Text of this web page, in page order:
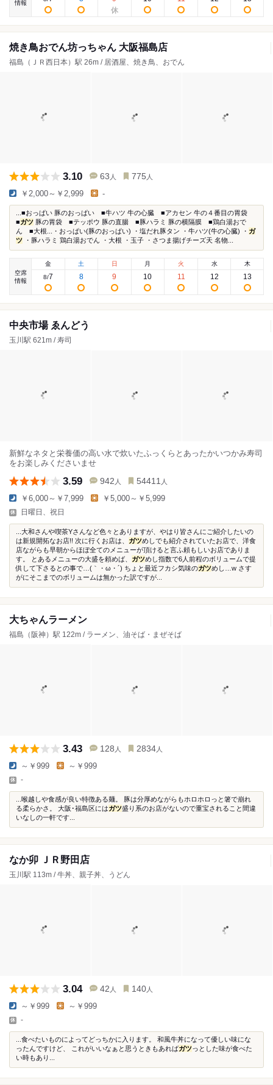
情報
焼き鳥おでん坊っちゃん 大阪福島店
福島（ＪＲ西日本）駅 26m / 居酒屋、焼き鳥、おでん
3.10 63 人 775 人
￥2,000～￥2,999 -
...■おっぱい 豚のおっぱい ■牛ハツ 牛の心臓 ■アカセン 牛の４番目の胃袋
■ガツ 豚の胃袋 ■テッポウ 豚の直腸 ■豚ハラミ 豚の横隔膜 ■鶏白湯おで
ん ■大根...・おっぱい(豚のおっぱい) ・塩だれ豚タン ・牛ハツ(牛の心臓) ・ ガ
ツ ・豚ハラミ 鶏白湯おでん ・大根 ・玉子 ・さつま揚げチーズ天 名物...
空席
情報
金
8/7
土
8
日
9
月
10
火
11
水
12
木
13
中央市場 ゑんどう
玉川駅 621m / 寿司
新鮮なネタと栄養価の高い水で炊いたふっくらとあったかいつかみ寿司
をお楽しみくださいませ
3.59 942 人 54411 人
￥6,000～￥7,999 ￥5,000～￥5,999
日曜日、祝日
...大和さんや喫茶Yさんなど色々とありますが、やはり皆さんにご紹介したいの
は新規開拓なお店!! 次に行くお店は、 ガツめしでも紹介されていたお店で、洋食
店ながらも早朝からほぼ全てのメニューが頂けると言ふ頼もしいお店でありま
す。 とあるメニューの大盛を頼めば、 ガツめし指数で6人前程のボリュームで提
供して下さるとの事で…(｀・ω・´) ちょと最近フカシ気味のガツめし…w さす
がにそこまでのボリュームは無かった訳ですが...
大ちゃんラーメン
福島（阪神）駅 122m / ラーメン、油そば・まぜそば
3.43 128 人 2834 人
～￥999 ～￥999
-
...喉越しや食感が良い特徴ある麺。 豚は分厚めながらもホロホロっと箸で崩れ
る柔らかさ。 大阪･福島区にはガツ盛り系のお店がないので重宝されること間違
いなしの一軒です...
なか卯 ＪＲ野田店
玉川駅 113m / 牛丼、親子丼、うどん
3.04 42 人 140 人
～￥999 ～￥999
-
...食べたいものによってどっちかに入ります。 和風牛丼になって優しい味にな
ったんですけど、 これがいいなぁと思うときもあればガツっとした味が食べた
い時もあり...